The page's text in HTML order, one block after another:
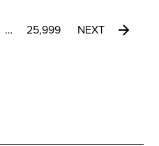
… 25,999 NEXT